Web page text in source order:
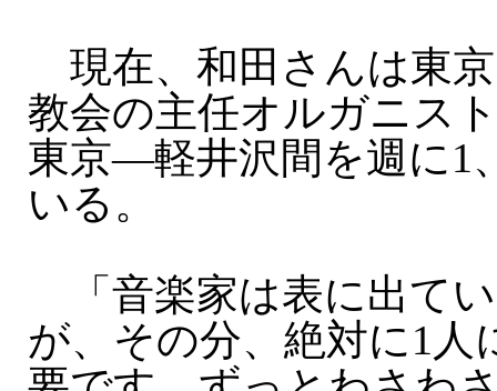
現在、和田さんは東
教会の主任オルガニス
東京—軽井沢間を週に1
いる。
「音楽家は表に出て
が、その分、絶対に1人